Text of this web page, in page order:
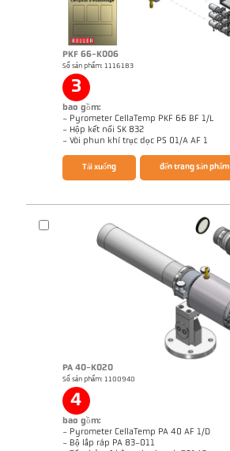
PKF 66-K006
Số sản phẩm: 1116183
3
bao gồm:
- Pyrometer CellaTemp PKF 66 BF 1/L
- Hộp kết nối SK 832
- Vòi phun khí trục dọc PS 01/A AF 1
Brochure CellaTemp PK PKF PKL
Ghi chú ứng dụng Coking plant
Tải xuống đến trang sản phẩm
PA 40-K020
Số sản phẩm: 1100940
4
bao gồm:
- Pyrometer CellaTemp PA 40 AF 1/D
- Bộ lắp ráp PA 83-011
Brochure CellaTemp PA